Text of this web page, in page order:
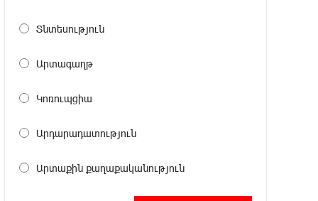
Haik Kazazyan to Perform
Closing Concert of the Madeira Classical Orchestra’s
2025/2026 Season
the "Power of One Dram" initiative in
Տնտեսություն
Արտագաղթ
Կոռուպցիա
Արդարադատություն
Արտաքին քաղաքականություն